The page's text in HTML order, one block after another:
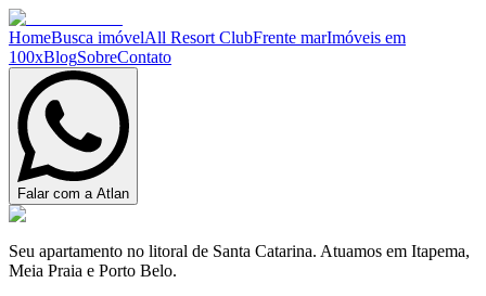
HomeBusca imóvelAll Resort ClubFrente marImóveis em
100xBlogSobreContato
Falar com a Atlan
Seu apartamento no litoral de Santa Catarina. Atuamos em Itapema,
Meia Praia e Porto Belo.